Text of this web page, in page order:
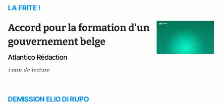
LA FRITE !
Accord pour la formation d'un
gouvernement belge
Atlantico Rédaction
1 min de lecture
DEMISSION ELIO DI RUPO